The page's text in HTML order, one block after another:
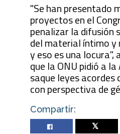
"Se han presentado
proyectos en el
penalizar la difusión
del material íntimo y
y eso es una locura",
que la ONU pidió a
saque leyes
con perspectiva de
Compartir:
Twitter